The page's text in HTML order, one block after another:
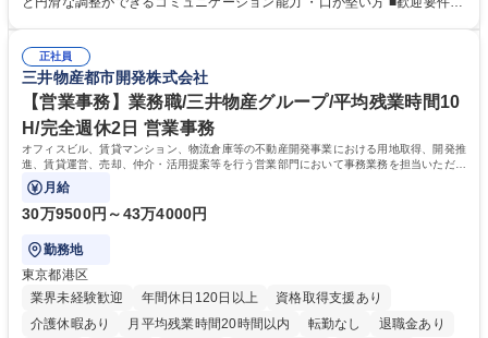
管理 ・福利厚生関連 ・職員からの問合せ、相談対応 ・その他日常の総務
業務全般 募集職種 【東京／文京区】公益財団法人の総務人事業務／年間
休日125日
正社員
三井物産都市開発株式会社
【営業事務】業務職/三井物産グループ/平均残業時間10
H/完全週休2日 営業事務
オフィスビル、賃貸マンション、物流倉庫等の不動産開発事業における用地取得、開発推
進、賃貸運営、売却、仲介・活用提案等を行う営業部門において事務業務を担当いただき
ます。
月給
30万9500円～43万4000円
勤務地
東京都港区
業界未経験歓迎
年間休日120日以上
資格取得支援あり
介護休暇あり
月平均残業時間20時間以内 転勤なし
退職金あり